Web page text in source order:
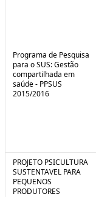
Programa de Pesquisa
para o SUS: Gestão
compartilhada em
saúde - PPSUS
2015/2016
PROJETO PSICULTURA
SUSTENTAVEL PARA
PEQUENOS
PRODUTORES